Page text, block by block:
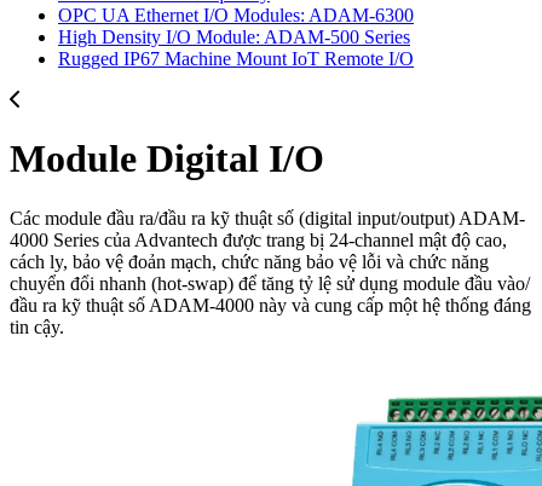
OPC UA Ethernet I/O Modules: ADAM-6300
High Density I/O Module: ADAM-500 Series
Rugged IP67 Machine Mount IoT Remote I/O
Module Digital I/O
Các module đầu ra/đầu ra kỹ thuật số (digital input/output) ADAM-
4000 Series của Advantech được trang bị 24-channel mật độ cao,
cách ly, bảo vệ đoản mạch, chức năng bảo vệ lỗi và chức năng
chuyển đổi nhanh (hot-swap) để tăng tỷ lệ sử dụng module đầu vào/
đầu ra kỹ thuật số ADAM-4000 này và cung cấp một hệ thống đáng
tin cậy.